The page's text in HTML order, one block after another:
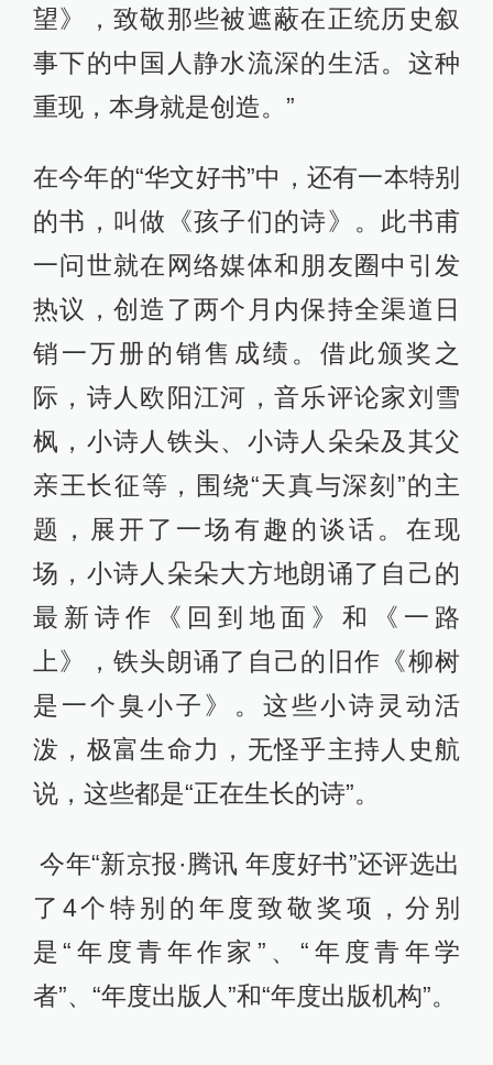
望》，致敬那些被遮蔽在正统历史叙
事下的中国人静水流深的生活。这种
重现，本身就是创造。”
在今年的“华文好书”中，还有一本特别
的书，叫做《孩子们的诗》。此书甫
一问世就在网络媒体和朋友圈中引发
热议，创造了两个月内保持全渠道日
销一万册的销售成绩。借此颁奖之
际，诗人欧阳江河，音乐评论家刘雪
枫，小诗人铁头、小诗人朵朵及其父
亲王长征等，围绕“天真与深刻”的主
题，展开了一场有趣的谈话。在现
场，小诗人朵朵大方地朗诵了自己的
最新诗作《回到地面》和《一路
上》，铁头朗诵了自己的旧作《柳树
是一个臭小子》。这些小诗灵动活
泼，极富生命力，无怪乎主持人史航
说，这些都是“正在生长的诗”。
今年“新京报·腾讯 年度好书”还评选出
了4个特别的年度致敬奖项，分别
是“年度青年作家”、“年度青年学
者”、“年度出版人”和“年度出版机构”。